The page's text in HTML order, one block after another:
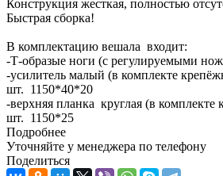
Конструкция жесткая, полностью
Быстрая сборка!
В комплектацию вешала входит:
-Т-образые ноги (с регулируемыми
-усилитель малый (в комплекте
шт. 1150*40*20
-верхняя планка круглая (в
шт. 1150*25
Подробнее
Уточняйте у менеджера по телефону
Поделиться